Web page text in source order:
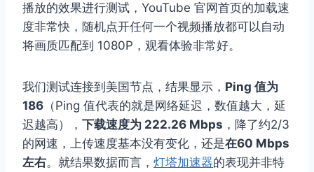
播放的效果进行测试，YouTube 官网首页的加载速
度非常快，随机点开任何一个视频播放都可以自动
将画质匹配到 1080P，观看体验非常好。
我们测试连接到美国节点，结果显示， Ping 值为
186 （Ping 值代表的就是网络延迟，数值越大，延
迟越高）， 下载速度为 222.26 Mbps ，降了约2/3
的网速，上传速度基本没有变化，还是在60 Mbps
左右。就结果数据而言， 灯塔加速器的表现并非特